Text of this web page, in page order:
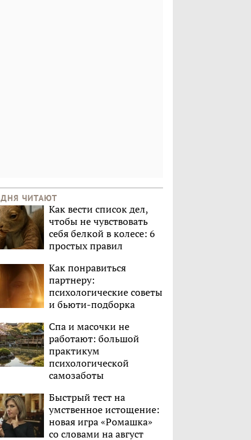
ЧИТАЮТ
Как вести список дел,
чтобы не чувствовать
себя белкой в колесе: 6
простых правил
Как понравиться
партнеру:
психологические советы
и бьюти-подборка
Спа и масочки не
работают: большой
практикум
психологической
самозаботы
Быстрый тест на
умственное истощение:
новая игра «Ромашка»
со словами на август